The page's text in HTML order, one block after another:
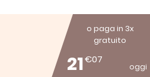
o paga in 3x
gratuito
21€07
oggi